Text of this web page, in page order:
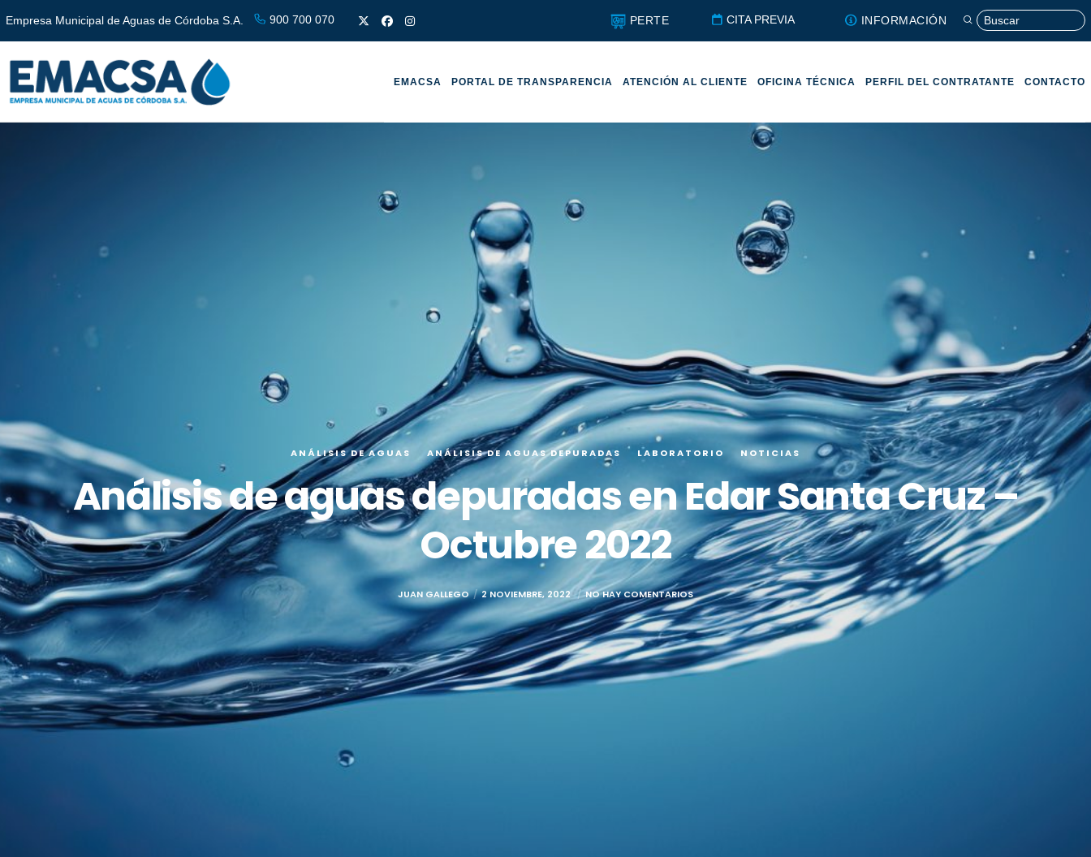
Empresa Municipal de Aguas de Córdoba S.A. 900 700 070 PERTE CITA PREVIA INFORMACIÓN
EMACSA PORTAL DE TRANSPARENCIA ATENCIÓN AL CLIENTE OFICINA TÉCNICA PERFIL DEL CONTRATANTE CONTACTO
ANÁLISIS DE AGUAS ANÁLISIS DE AGUAS DEPURADAS LABORATORIO NOTICIAS
Análisis de aguas depuradas en Edar Santa Cruz –
Octubre 2022
JUAN GALLEGO 2 NOVIEMBRE, 2022 NO HAY COMENTARIOS